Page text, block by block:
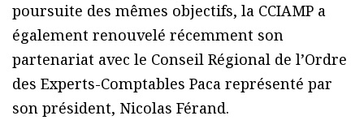
poursuite des mêmes objectifs, la CCIAMP a
également renouvelé récemment son
partenariat avec le Conseil Régional de l’Ordre
des Experts-Comptables Paca représenté par
son président, Nicolas Férand.